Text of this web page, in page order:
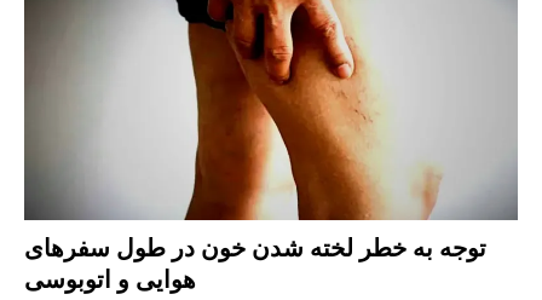
توجه به خطر لخته شدن خون در طول سفرهای
هوایی و اتوبوسی